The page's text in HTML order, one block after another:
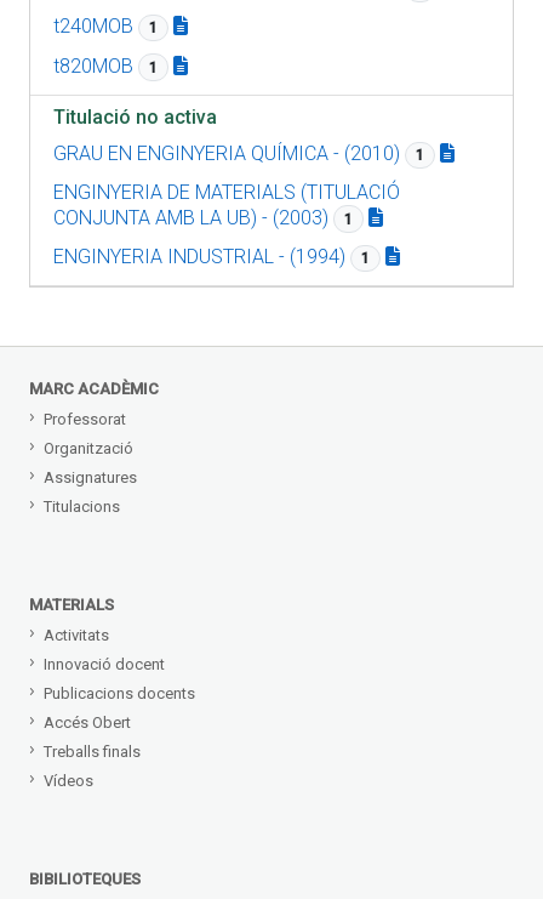
t240MOB 1
t820MOB 1
Titulació no activa
GRAU EN ENGINYERIA QUÍMICA - (2010)
1
ENGINYERIA DE MATERIALS (TITULACIÓ
CONJUNTA AMB LA UB) - (2003)
1
ENGINYERIA INDUSTRIAL - (1994) 1
MARC ACADÈMIC
Professorat
Organització
Assignatures
Titulacions
MATERIALS
Activitats
Innovació docent
Publicacions docents
Accés Obert
Treballs finals
Vídeos
BIBILIOTEQUES